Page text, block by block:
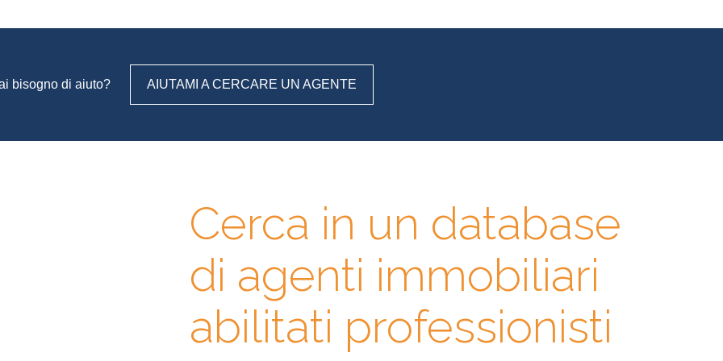
bisogno di aiuto? AIUTAMI A CERCARE UN AGENTE
Cerca in un database
di agenti immobiliari
abilitati professionisti